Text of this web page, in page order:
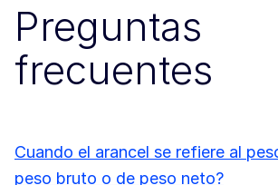
Preguntas
frecuentes
Cuando el arancel se refiere al
peso bruto o de peso neto?